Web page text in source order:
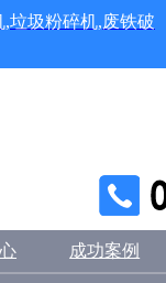
垃圾粉碎机,废铁破
成功案例